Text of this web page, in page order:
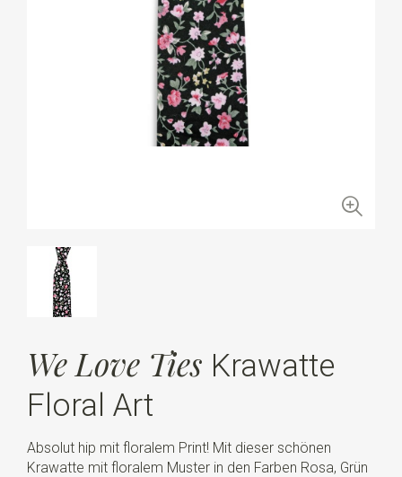
We Love Ties Krawatte
Floral Art
Absolut hip mit floralem Print! Mit dieser schönen
Krawatte mit floralem Muster in den Farben Rosa, Grün